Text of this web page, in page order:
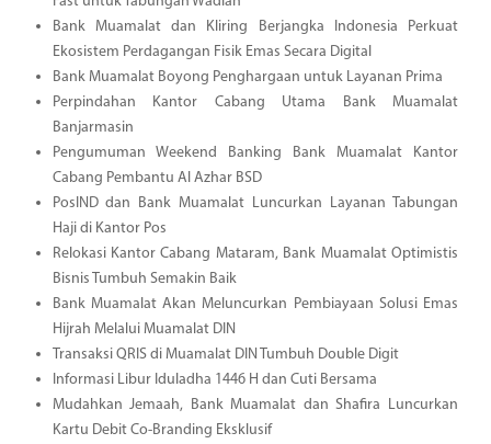
Bank Muamalat dan Kliring Berjangka Indonesia Perkuat
Ekosistem Perdagangan Fisik Emas Secara Digital
Bank Muamalat Boyong Penghargaan untuk Layanan Prima
Perpindahan Kantor Cabang Utama Bank Muamalat
Banjarmasin
Pengumuman Weekend Banking Bank Muamalat Kantor
Cabang Pembantu Al Azhar BSD
PosIND dan Bank Muamalat Luncurkan Layanan Tabungan
Haji di Kantor Pos
Relokasi Kantor Cabang Mataram, Bank Muamalat Optimistis
Bisnis Tumbuh Semakin Baik
Bank Muamalat Akan Meluncurkan Pembiayaan Solusi Emas
Hijrah Melalui Muamalat DIN
Transaksi QRIS di Muamalat DIN Tumbuh Double Digit
Informasi Libur Iduladha 1446 H dan Cuti Bersama
Mudahkan Jemaah, Bank Muamalat dan Shafira Luncurkan
Kartu Debit Co-Branding Eksklusif